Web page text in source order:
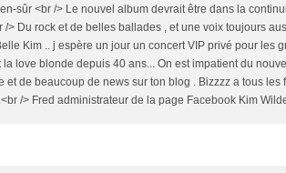
sûr <br /> Le nouvel album devrait être dans la
/> Du rock et de belles ballades , et une voix toujours
Kim .. j espère un jour un concert VIP privé pour les
la love blonde depuis 40 ans... On est impatient du
et de beaucoup de news sur ton blog . Bizzzz a tous les
/> Fred administrateur de la page Facebook Kim